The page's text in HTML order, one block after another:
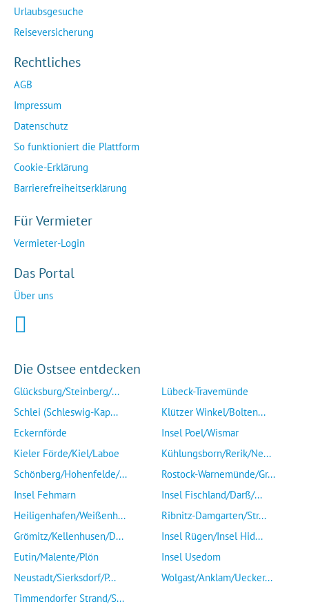
Urlaubsgesuche
Reiseversicherung
Rechtliches
AGB
Impressum
Datenschutz
So funktioniert die Plattform
Cookie-Erklärung
Barrierefreiheitserklärung
Für Vermieter
Vermieter-Login
Das Portal
Über uns
Die Ostsee entdecken
Glücksburg/Steinberg/...
Schlei (Schleswig-Kap...
Eckernförde
Kieler Förde/Kiel/Laboe
Schönberg/Hohenfelde/...
Insel Fehmarn
Heiligenhafen/Weißenh...
Grömitz/Kellenhusen/D...
Eutin/Malente/Plön
Neustadt/Sierksdorf/P...
Timmendorfer Strand/S...
Lübeck-Travemünde
Klützer Winkel/Bolten...
Insel Poel/Wismar
Kühlungsborn/Rerik/Ne...
Rostock-Warnemünde/Gr...
Insel Fischland/Darß/...
Ribnitz-Damgarten/Str...
Insel Rügen/Insel Hid...
Insel Usedom
Wolgast/Anklam/Uecker...